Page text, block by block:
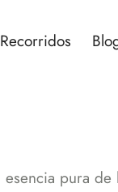
Recorridos
pura de